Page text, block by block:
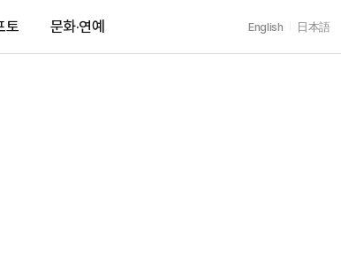
토 문화·연예 English 日本語